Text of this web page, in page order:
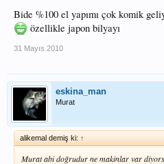
Bide %100 el yapımı çok komik
özellikle japon bilyayı
31 Mayıs 2010
eskina_man
Murat
alikemal demiş ki: ↑
Murat abi doğrudur ne makinlar var